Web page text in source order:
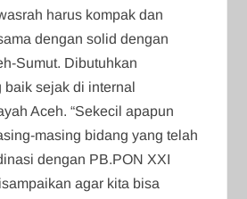
harus kompak dan
dengan solid dengan
Sumut. Dibutuhkan
baik sejak di internal
Aceh. “Sekecil apapun
masing bidang yang telah
dengan PB.PON XXI
agar kita bisa